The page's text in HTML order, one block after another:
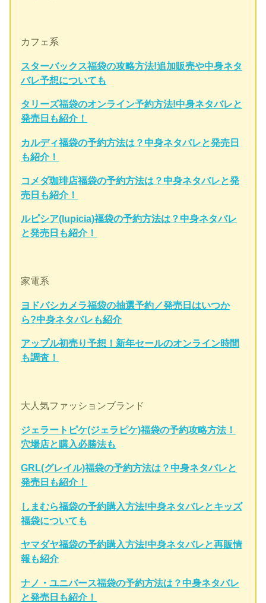
カフェ系
スターバックス福袋の攻略方法!追加販売や中身ネタ
バレ予想についても
タリーズ福袋のオンライン予約方法!中身ネタバレと
発売日も紹介！
カルディ福袋の予約方法は？中身ネタバレと発売日
も紹介！
コメダ珈琲店福袋の予約方法は？中身ネタバレと発
売日も紹介！
ルピシア(lupicia)福袋の予約方法は？中身ネタバレ
と発売日も紹介！
家電系
ヨドバシカメラ福袋の抽選予約／発売日はいつか
ら?中身ネタバレも紹介
アップル初売り予想！新年セールのオンライン時間
も調査！
大人気ファッションブランド
ジェラートピケ(ジェラピケ)福袋の予約攻略方法！
穴場店と購入必勝法も
GRL(グレイル)福袋の予約方法は？中身ネタバレと
発売日も紹介！
しまむら福袋の予約購入方法!中身ネタバレとキッズ
福袋についても
ヤマダヤ福袋の予約購入方法!中身ネタバレと再販情
報も紹介
ナノ・ユニバース福袋の予約方法は？中身ネタバレ
と発売日も紹介！